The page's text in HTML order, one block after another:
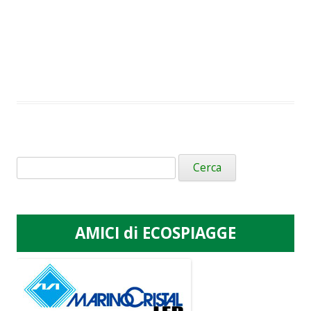
Ricerca
per:
AMICI di ECOSPIAGGE